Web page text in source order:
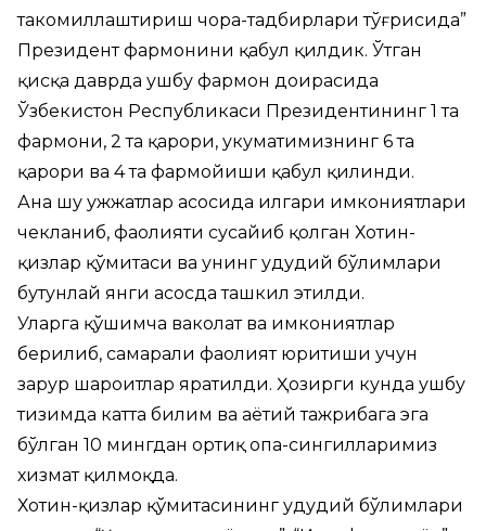
такомиллаштириш чора-тадбирлари тўғрисида”
Президент фармонини қабул қилдик. Ўтган
қисқа даврда ушбу фармон доирасида
Ўзбекистон Республикаси Президентининг 1 та
фармони, 2 та қарори, ҳукуматимизнинг 6 та
қарори ва 4 та фармойиши қабул қилинди.
Ана шу ҳужжатлар асосида илгари имкониятлари
чекланиб, фаолияти сусайиб қолган Хотин-
қизлар қўмитаси ва унинг ҳудудий бўлимлари
бутунлай янги асосда ташкил этилди.
Уларга қўшимча ваколат ва имкониятлар
берилиб, самарали фаолият юритиши учун
зарур шароитлар яратилди. Ҳозирги кунда ушбу
тизимда катта билим ва ҳаётий тажрибага эга
бўлган 10 мингдан ортиқ опа-сингилларимиз
хизмат қилмоқда.
Хотин-қизлар қўмитасининг ҳудудий бўлимлари